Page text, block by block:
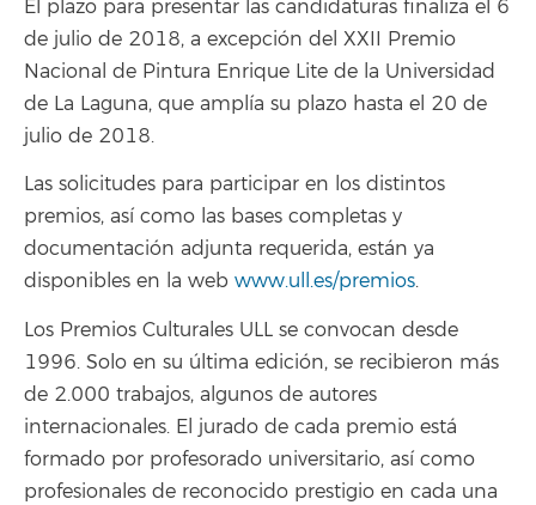
El plazo para presentar las candidaturas finaliza el 6
de julio de 2018, a excepción del XXII Premio
Nacional de Pintura Enrique Lite de la Universidad
de La Laguna, que amplía su plazo hasta el 20 de
julio de 2018.
Las solicitudes para participar en los distintos
premios, así como las bases completas y
documentación adjunta requerida, están ya
disponibles en la web www.ull.es/premios.
Los Premios Culturales ULL se convocan desde
1996. Solo en su última edición, se recibieron más
de 2.000 trabajos, algunos de autores
internacionales. El jurado de cada premio está
formado por profesorado universitario, así como
profesionales de reconocido prestigio en cada una